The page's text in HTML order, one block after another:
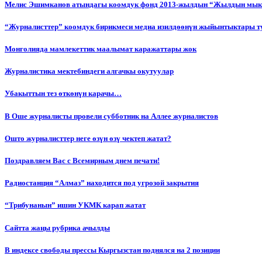
Мелис Эшимканов атындагы коомдук фонд 2013-жылдын “Жылдын
“Журналисттер” коомдук бирикмеси медиа изилдөөнүн жыйынтыктары
Монголияда мамлекеттик маалымат каражаттары жок
Журналистика мектебиндеги алгачкы окутуулар
Убакыттын тез өткөнүн карачы…
В Оше журналисты провели субботник на Аллее журналистов
Ошто журналисттер неге өзүн өзү чектеп жатат?
Поздравляем Вас с Всемирным днем печати!
Радиостанция “Алмаз” находится под угрозой закрытия
“Трибунанын” ишин УКМК карап жатат
Сайтта жаңы рубрика ачылды
В индексе свободы прессы Кыргызстан поднялся на 2 позиции